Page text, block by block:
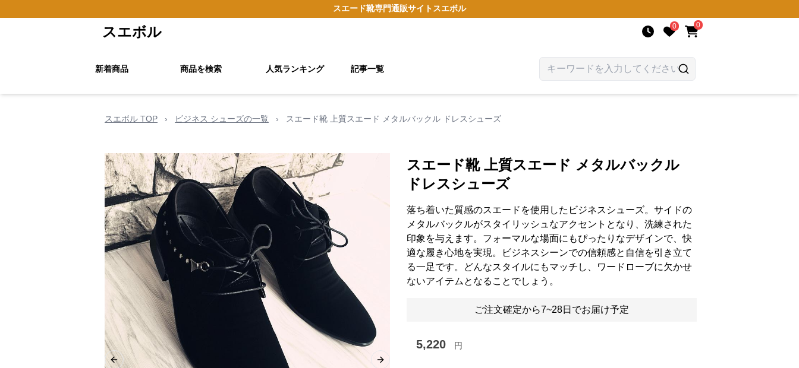
スエード靴専門通販サイト スエボル
スエボル 0 0
新着商品 商品を検索 人気ランキング 記事一覧
スエボル TOP › ビジネス シューズの一覧 › スエード靴 上質スエード メタルバックル ドレスシューズ
Previous slide Next slide
スエード靴 上質スエード メタルバックル
ドレスシューズ
落ち着いた質感のスエードを使用したビジネスシューズ。サイドの
メタルバックルがスタイリッシュなアクセントとなり、洗練された
印象を与えます。フォーマルな場面にもぴったりなデザインで、快
適な履き心地を実現。ビジネスシーンでの信頼感と自信を引き立て
る一足です。どんなスタイルにもマッチし、ワードローブに欠かせ
ないアイテムとなることでしょう。
ご注文確定から7~28日でお届け予定
5,220 円